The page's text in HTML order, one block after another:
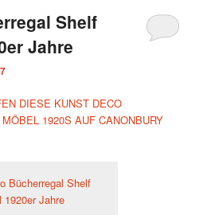
Shelf
Jahre
DIESE KUNST DECO
1920S AUF CANONBURY